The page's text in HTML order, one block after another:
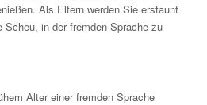
Als Eltern werden Sie erstaunt
in der fremden Sprache zu
Alter einer fremden Sprache